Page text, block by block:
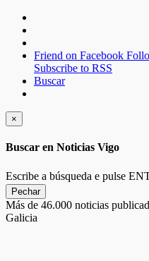
Friend on Facebook
Subscribe to RSS
Buscar
×
Buscar en Noticias Vigo
Escribe a búsqueda e pulse
Pechar
Más de 46.000 noticias
Galicia